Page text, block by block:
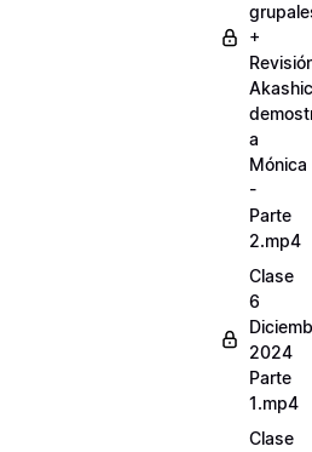
+
a
Mónica
-
Parte
2.mp4
Clase
6
2024
Parte
1.mp4
Clase